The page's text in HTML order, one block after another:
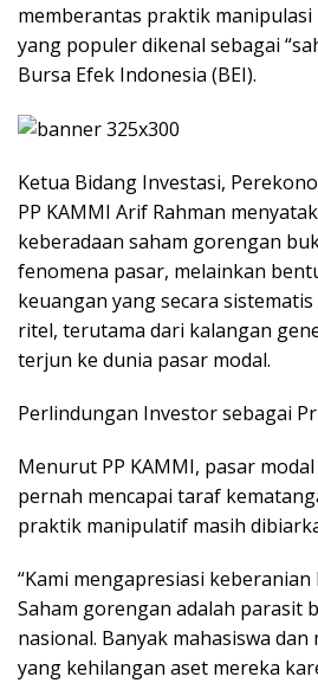
memberantas praktik manipulasi
yang populer dikenal sebagai
Bursa Efek Indonesia (BEI).
Ketua Bidang Investasi,
PP KAMMI Arif Rahman
keberadaan saham gorengan
fenomena pasar, melainkan
keuangan yang secara
ritel, terutama dari kalangan
terjun ke dunia pasar modal.
Perlindungan Investor sebagai
Menurut PP KAMMI, pasar
pernah mencapai taraf
praktik manipulatif masih
“Kami mengapresiasi
Saham gorengan adalah parasit
nasional. Banyak mahasiswa
yang kehilangan aset mereka